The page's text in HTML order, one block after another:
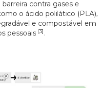
contra gases e
o ácido polilático (PLA),
e compostável em
pessoais [3] .